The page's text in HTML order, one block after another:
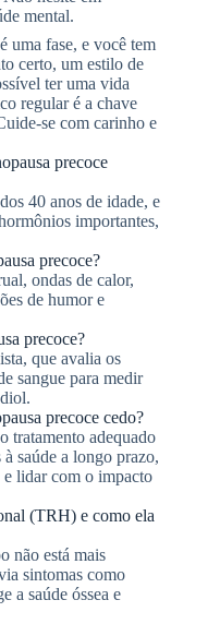
mental.
é uma fase, e você tem
certo, um estilo de
ter uma vida
regular é a chave
se com carinho e
precoce
40 anos de idade, e
importantes,
precoce?
ondas de calor,
de humor e
precoce?
que avalia os
sangue para medir
precoce cedo?
tratamento adequado
saúde a longo prazo,
e lidar com o impacto
(TRH) e como ela
não está mais
sintomas como
a saúde óssea e